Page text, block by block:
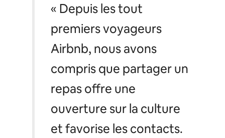
« Depuis les tout
premiers voyageurs
Airbnb, nous avons
compris que partager un
repas offre une
ouverture sur la culture
et favorise les contacts.